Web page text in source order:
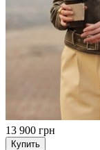
13 900 грн
Купить